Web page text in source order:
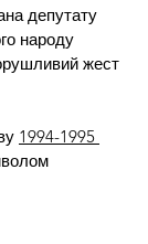
депутату
народу
жест
1994-1995